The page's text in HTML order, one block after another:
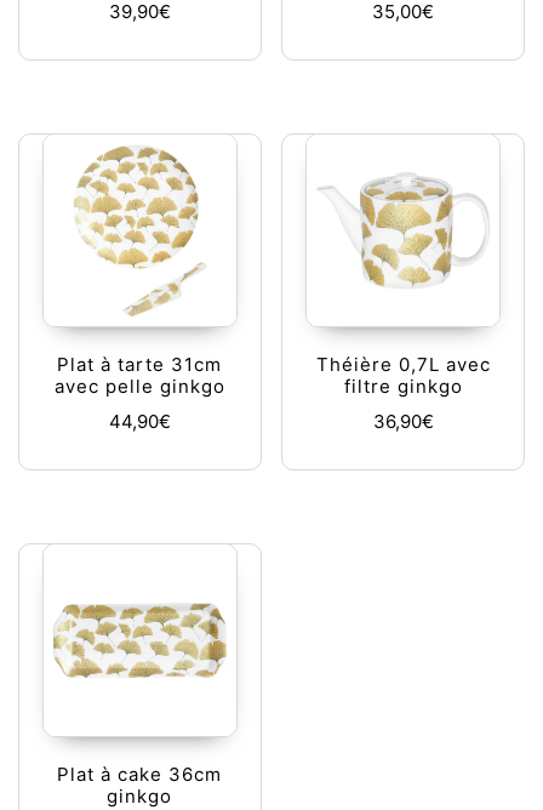
39,90€ 35,00€
Plat à tarte 31cm
avec pelle ginkgo
44,90€
Théière 0,7L avec
filtre ginkgo
36,90€
Plat à cake 36cm
ginkgo